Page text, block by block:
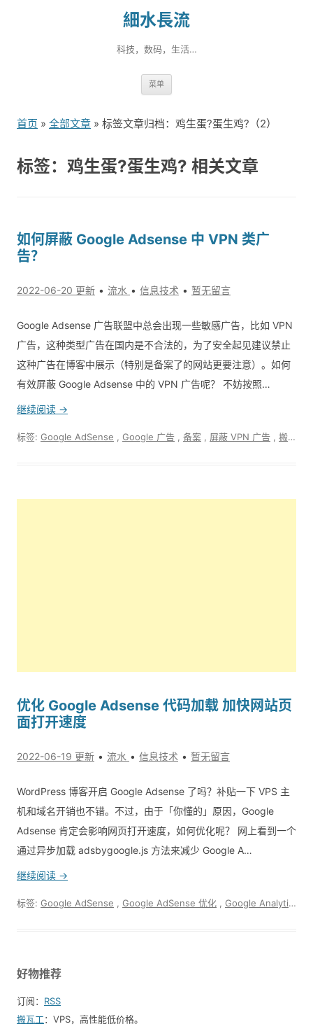
細水長流
科技，数码，生活…
菜单
到
首页 » 全部文章 » 标签文章归档：鸡生蛋?蛋生鸡?（2）
标签：鸡生蛋?蛋生鸡? 相关文章
如何屏蔽 Google Adsense 中 VPN 类广
告？
2022-06-20 更新 流水 信息技术 暂无留言
Google Adsense 广告联盟中总会出现一些敏感广告，比如 VPN
广告，这种类型广告在国内是不合法的，为了安全起见建议禁止
这种广告在博客中展示（特别是备案了的网站更要注意）。如何
有效屏蔽 Google Adsense 中的 VPN 广告呢？ 不妨按照…
继续阅读 →
标签: Google AdSense Google 广告 备案 屏蔽 VPN 广告 搬运工
优化 Google Adsense 代码加载 加快网站页
面打开速度
2022-06-19 更新 流水 信息技术 暂无留言
WordPress 博客开启 Google Adsense 了吗？补贴一下 VPS 主
机和域名开销也不错。不过，由于「你懂的」原因，Google
Adsense 肯定会影响网页打开速度，如何优化呢？ 网上看到一个
通过异步加载 adsbygoogle.js 方法来减少 Google A…
继续阅读 →
标签: Google AdSense Google AdSense 优化 Google Analytics
好物推荐
订阅： RSS
搬瓦工：VPS，高性能低价格。️